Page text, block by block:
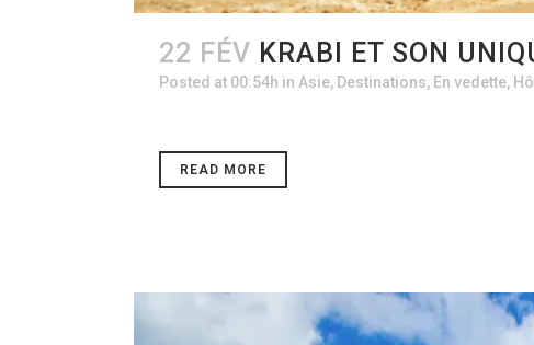
22 FÉV KRABI ET SON
Posted at 00:54h in Asie, Destinations, En vedette,
READ MORE